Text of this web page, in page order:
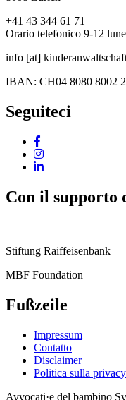
+41 43 344 61 71
Orario telefonico 9-12
info [at]
IBAN: CH04 8080 8002
Seguiteci
Con il supporto
Stiftung Raiffeisenbank
MBF Foundation
Fußzeile
Impressum
Contatto
Disclaimer
Politica sulla privacy
Avvocati·e del bambino